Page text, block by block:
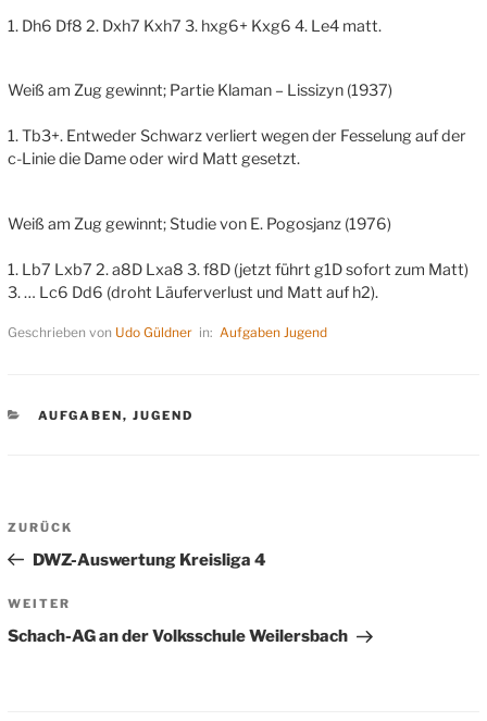
1. Dh6 Df8 2. Dxh7 Kxh7 3. hxg6+ Kxg6 4. Le4 matt.
Weiß am Zug gewinnt; Partie Klaman – Lissizyn (1937)
1. Tb3+. Entweder Schwarz verliert wegen der Fesselung auf der
c-Linie die Dame oder wird Matt gesetzt.
Weiß am Zug gewinnt; Studie von E. Pogosjanz (1976)
1. Lb7 Lxb7 2. a8D Lxa8 3. f8D (jetzt führt g1D sofort zum Matt)
3. … Lc6 Dd6 (droht Läuferverlust und Matt auf h2).
Geschrieben von Udo Güldner in: Aufgaben Jugend
KATEGORIEN
AUFGABEN, JUGEND
Beitragsnavigation
Vorheriger
Beitrag
ZURÜCK
DWZ-Auswertung Kreisliga 4
Nächster
Beitrag
WEITER
Schach-AG an der Volksschule Weilersbach